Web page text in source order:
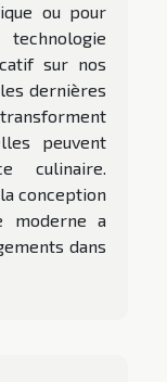
ou pour
sur nos
dernières
peuvent
culinaire.
conception
moderne a
dans